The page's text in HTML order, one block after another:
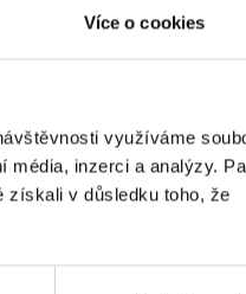
Více o cookies
využíváme
média, inzerci a analýzy.
získali v důsledku toho, že
jeho
do
Tourism
20. 7. 2026